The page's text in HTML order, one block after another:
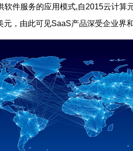
件服务的应用模式,自2015云计算
，由此可见SaaS产品深受企业界